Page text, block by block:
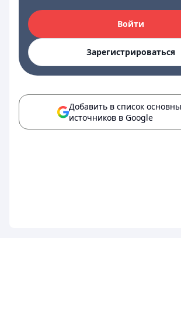
Войти
Зарегистрироваться
Добавить в список
источников в Google